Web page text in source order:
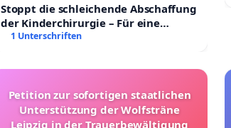
Stoppt die schleichende Abschaffung
der Kinderchirurgie – Für eine
sichere Versorgung aller Kinder in
1 Unterschriften
Petition zur sofortigen staatlichen
Unterstützung der Wolfsträne
Leipzig in der Trauerbewältigung